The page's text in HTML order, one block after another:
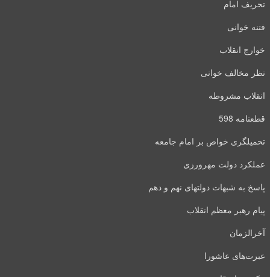
تحریف امام
فتنه خوانی
خوارج انقلاب
نظر مخالف خوانی
انقلاب مشروطه
قطعنامه 598
تحمیلگری خواص بر امام جامعه
عملکرد دولت مهرورزی
پاسخ به شبهات دولتهای نهم و دهم
پیام رهبر معظم انقلاب
آخرالزمان
عبرت‌های عاشورا